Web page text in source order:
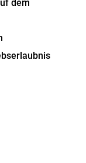
dem